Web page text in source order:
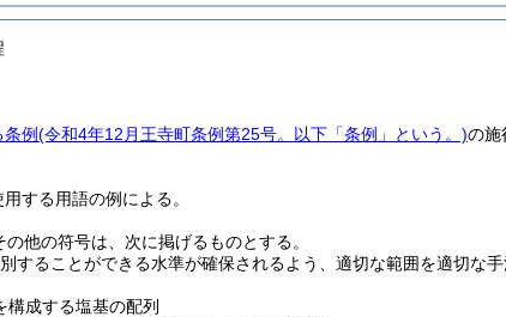
例(令和4年12月王寺町条例第25号。以下「条例」という。)の施
する用語の例による。
他の符号は、次に掲げるものとする。
することができる水準が確保されるよう、適切な範囲を適切な
構成する塩基の配列